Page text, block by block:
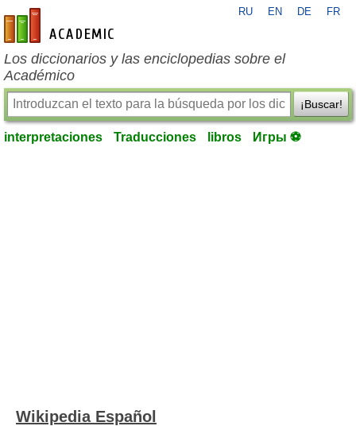
es-academic.com
RU EN DE FR
Los diccionarios y las enciclopedias sobre el
Académico
¡Buscar!
interpretaciones Traducciones libros Игры ⚽
Wikipedia Español